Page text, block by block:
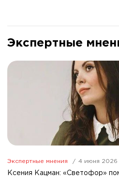
Экспертные
Экспертные мнения 4 июня 2026
Ксения Кацман: «Светофор»